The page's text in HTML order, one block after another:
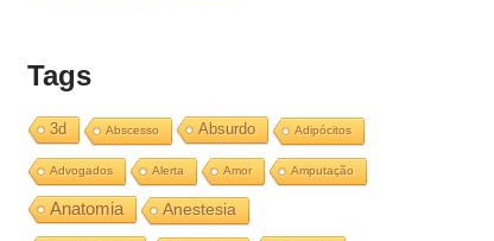
Tags
3d Abscesso Absurdo Adipócitos
Advogados Alerta Amor Amputação
Anatomia Anestesia